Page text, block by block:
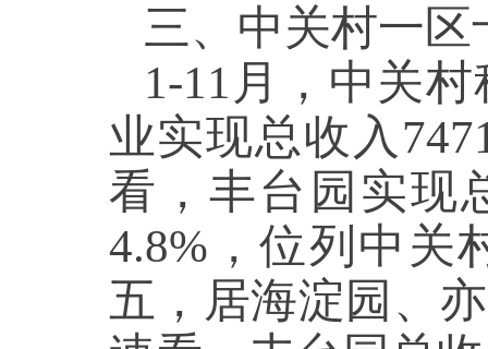
三、中关村一
1-11月，中关
业实现总收入
看，丰台园实现
4.8%，位列中关
五，居海淀园、